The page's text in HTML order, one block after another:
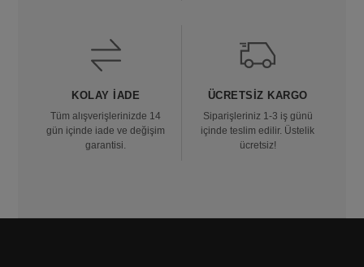
KOLAY İADE
Tüm alışverişlerinizde 14
gün içinde iade ve değişim
garantisi.
ÜCRETSIZ KARGO
Siparişleriniz 1-3 iş günü
içinde teslim edilir. Üstelik
ücretsiz!